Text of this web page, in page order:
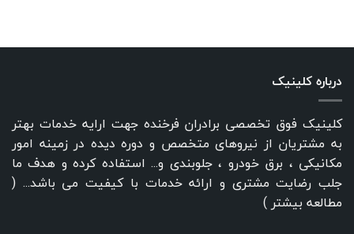
درباره کلینیک
کلینیک فوق تخصصی برادران فرخنده جهت ارایه خدمات بهتر
به مشتریان از نیروهای متخصص و دوره دیده در زمینه امور
مکانیکی ، برق خودرو ، جلوبندی و... استفاده کرده و هدف ما
جلب رضایت مشتری و ارائه خدمات با کیفیت می باشد... (
مطالعه بیشتر )